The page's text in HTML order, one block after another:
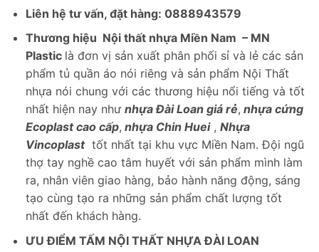
Liên hệ tư vấn, đặt hàng: 0888943579
Thương hiệu Nội thất nhựa Miền Nam – MN
Plastic là đơn vị sản xuất phân phối sỉ và lẻ các sản
phẩm tủ quần áo nói riêng và sản phẩm Nội Thất
nhựa nói chung với các thương hiệu nổi tiếng và tốt
nhất hiện nay như nhựa Đài Loan giá rẻ, nhựa cứng
Ecoplast cao cấp, nhựa Chin Huei, Nhựa
Vincoplasttốt nhất tại khu vực Miền Nam. Đội ngũ
thợ tay nghề cao tâm huyết với sản phẩm mình làm
ra, nhân viên giao hàng, bảo hành năng động, sáng
tạo cùng tạo ra những sản phẩm chất lượng tốt
nhất đến khách hàng.
ƯU ĐIỂM TẤM NỘI THẤT NHỰA ĐÀI LOAN